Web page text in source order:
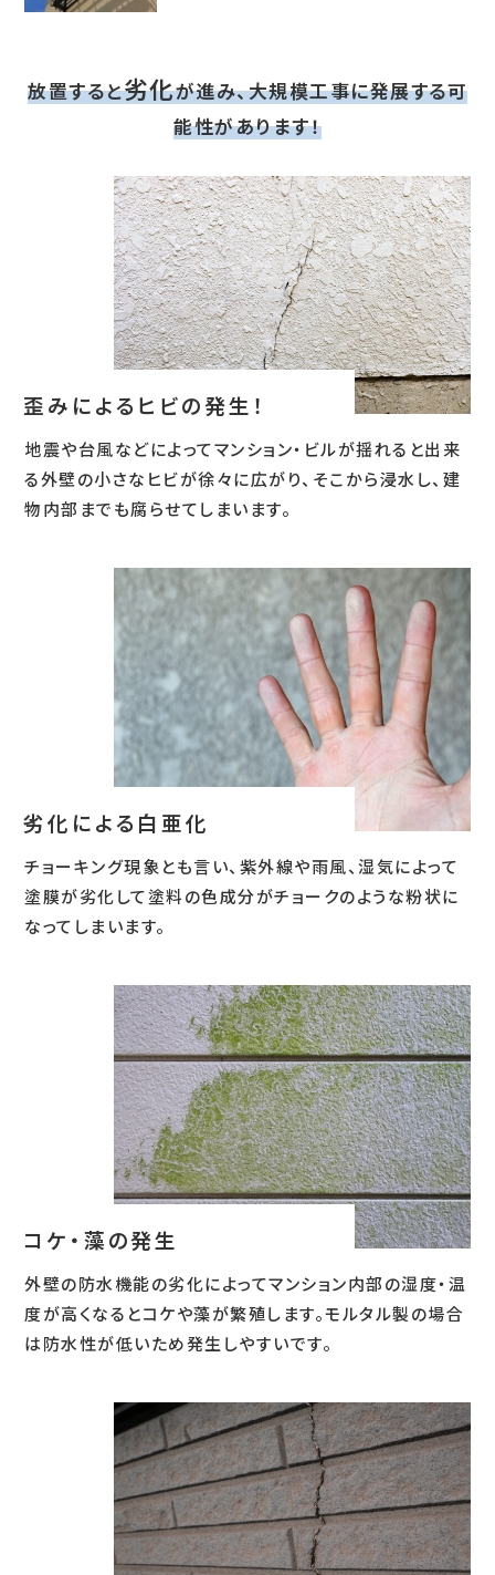
放置すると劣化が進み、大規模工事に発展する可
能性があります！
歪みによるヒビの発生！
地震や台風などによってマンション・ビルが揺れると出来
る外壁の小さなヒビが徐々に広がり、そこから浸水し、建
物内部までも腐らせてしまいます。
劣化による白亜化
チョーキング現象とも言い、紫外線や雨風、湿気によって
塗膜が劣化して塗料の色成分がチョークのような粉状に
なってしまいます。
コケ・藻の発生
外壁の防水機能の劣化によってマンション内部の湿度・温
度が高くなるとコケや藻が繁殖します。モルタル製の場合
は防水性が低いため発生しやすいです。